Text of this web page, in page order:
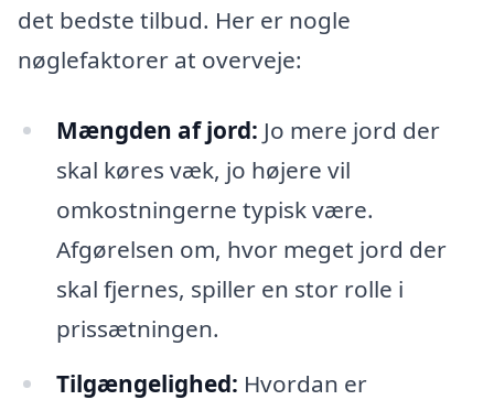
det bedste tilbud. Her er nogle
nøglefaktorer at overveje:
Mængden af jord: Jo mere jord der
skal køres væk, jo højere vil
omkostningerne typisk være.
Afgørelsen om, hvor meget jord der
skal fjernes, spiller en stor rolle i
prissætningen.
Tilgængelighed: Hvordan er